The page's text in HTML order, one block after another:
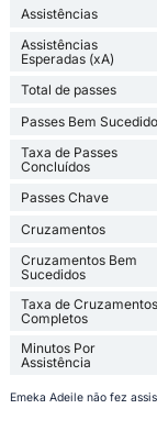
Assistências
Assistências
Esperadas (xA)
Total de passes
Passes Bem
Taxa de Passes
Concluídos
Passes Chave
Cruzamentos
Cruzamentos Bem
Sucedidos
Taxa de Cruzamentos
Completos
Minutos Por
Assistência
Emeka Adeile não fez